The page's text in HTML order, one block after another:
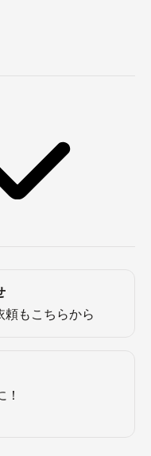
頼もこちらから